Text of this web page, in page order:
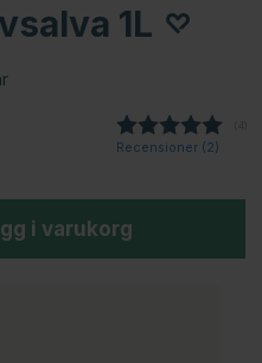
1L
Recensioner (2)
i varukorg